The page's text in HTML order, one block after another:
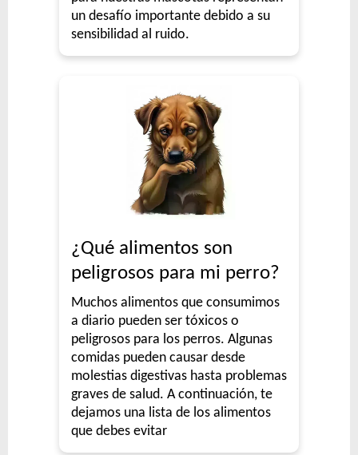
un desafío importante debido a su
sensibilidad al ruido.
¿Qué alimentos son
peligrosos para mi perro?
Muchos alimentos que consumimos
a diario pueden ser tóxicos o
peligrosos para los perros. Algunas
comidas pueden causar desde
molestias digestivas hasta problemas
graves de salud. A continuación, te
dejamos una lista de los alimentos
que debes evitar